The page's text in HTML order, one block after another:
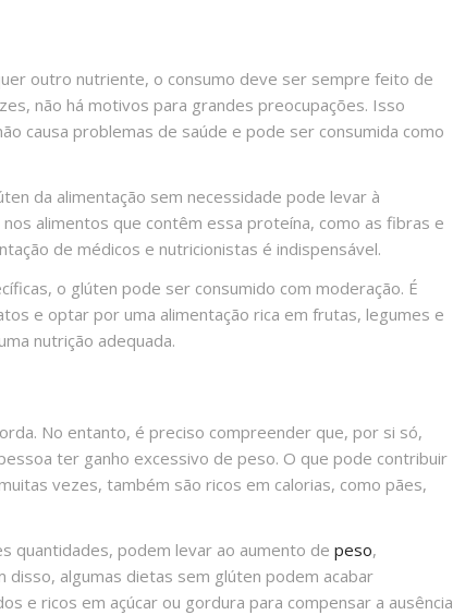
outro nutriente, o consumo deve ser sempre feito de
não há motivos para grandes preocupações. Isso
causa problemas de saúde e pode ser consumida como
da alimentação sem necessidade pode levar à
alimentos que contêm essa proteína, como as fibras e
de médicos e nutricionistas é indispensável.
o glúten pode ser consumido com moderação. É
e optar por uma alimentação rica em frutas, legumes e
nutrição adequada.
No entanto, é preciso compreender que, por si só,
ter ganho excessivo de peso. O que pode contribuir
vezes, também são ricos em calorias, como pães,
quantidades, podem levar ao aumento de peso,
algumas dietas sem glúten podem acabar
e ricos em açúcar ou gordura para compensar a ausência